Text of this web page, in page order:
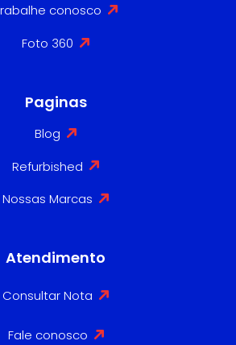
conosco
Foto 360
Paginas
Blog
Refurbished
Nossas Marcas
Atendimento
Consultar Nota
Fale conosco